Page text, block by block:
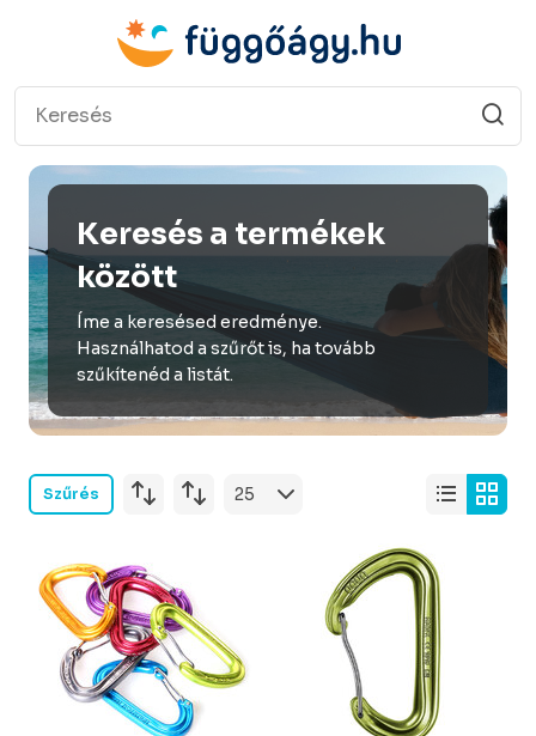
Keresés a termékek
között
Íme a keresésed eredménye.
Használhatod a szűrőt is, ha tovább
szűkítenéd a listát.
Szűrés